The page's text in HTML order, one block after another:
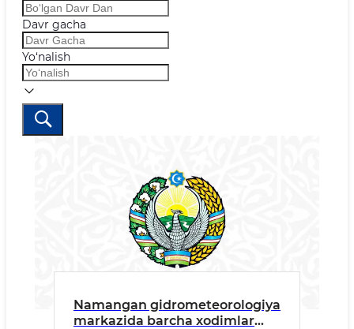
Davr gacha
Yo‘nalish
Namangan gidrometeorologiya
markazida barcha xodimlar